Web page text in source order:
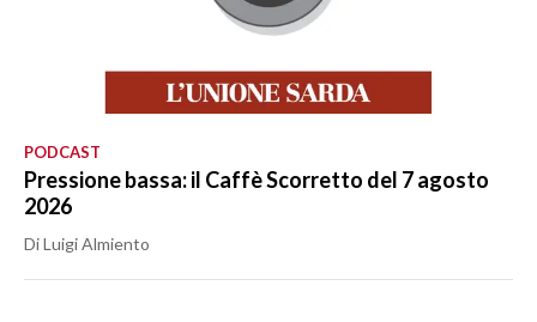
PODCAST
Pressione bassa: il Caffè Scorretto del 7 agosto
2026
Di Luigi Almiento